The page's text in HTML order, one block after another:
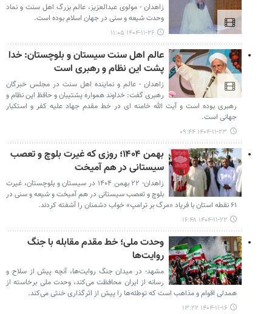
زاهدان - مولوی عبدالعزیز، عالم بزرگ اهل سنت و نماد
وحدت شیعه و سنی در جهان اسلام بوده است.
۱۴۰۴-۱۱-۲۶ ۱۱:۰۵
عالم اهل سنت سیستان و بلوچستان: خدا
پشت این نظام و رهبری است
زاهدان - عالم و نماینده اهل سنت در مجلس خبرگان
رهبری گفت: خداوند همواره پشتیبان و حافظ این نظام و
رهبری بوده است و آیت الله خامنه ای در خط مقدم جهاد علیه کفر و استکبار
جهانی است.
۱۴۰۴-۱۱-۲۳ ۰۹:۴۴
بهمن ۱۴۰۴؛ روزی که غیرت بلوچ و تعصب
سیستانی در هم آمیخت
زاهدان- ۲۲ بهمن ۱۴۰۴ در سیستان و بلوچستان، غیرت
بلوچ و تعصب سیستانی در هم آمیخت و شیعه و سنی در
۶۱ نقطه استان با فریاد «مرگ بر ترامپ» خواب دشمنان را آشفته کردند.
۱۴۰۴-۱۱-۲۲ ۱۶:۴۸
وحدت ملی؛ خط مقدم مقابله با جنگ
روایت‌ها
مشهد- در میدان جنگ روایت‌ها، آنچه پیش از سلاح و
رسانه از ایران محافظت می‌کند، وحدت ملی برخاسته از
همدلی اقوام و مذاهب است که توطئه‌ها را پیش از اثرگذاری خنثی می‌کند.
۱۴۰۴-۱۱-۱۶ ۱۳:۲۲